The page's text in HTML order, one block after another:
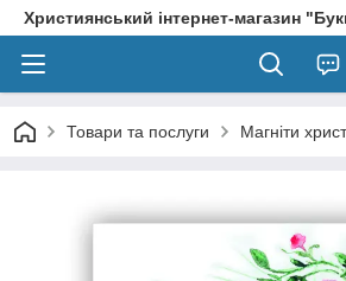
Християнський інтернет-магазин
Товари та послуги Магніти